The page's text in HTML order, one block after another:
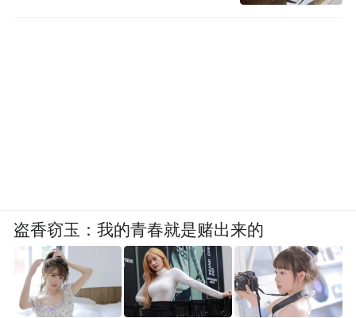
盗香窃玉：我的青春就是赌出来的